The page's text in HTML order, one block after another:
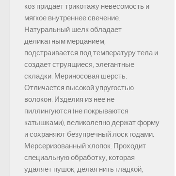
коз придает трикотажу невесомость и
мягкое внутреннее свечение.
Натуральный шелк обладает
деликатным мерцанием,
подстраивается под температуру тела и
создает струящиеся, элегантные
складки. Мериносовая шерсть.
Отличается высокой упругостью
волокон. Изделия из нее не
пиллингуются (не покрываются
катышками), великолепно держат форму
и сохраняют безупречный лоск годами.
Мерсеризованный хлопок. Проходит
специальную обработку, которая
удаляет пушок, делая нить гладкой,